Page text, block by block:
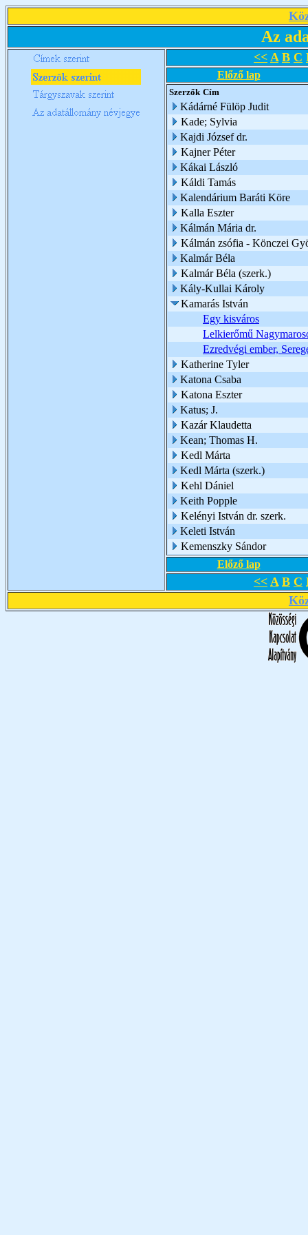
Az
<< A B C
Előző lap
Szerzők Cím
Kádárné Fülöp Judit
Kade; Sylvia
Kajdi József dr.
Kajner Péter
Kákai László
Káldi Tamás
Kalendárium Baráti Köre
Kalla Eszter
Kálmán Mária dr.
Kálmán zsófia - Könczei
Kalmár Béla
Kalmár Béla (szerk.)
Kály-Kullai Károly
Kamarás István
Egy kisváros
Lelkierőmű
Ezredvégi ember,
Katherine Tyler
Katona Csaba
Katona Eszter
Katus; J.
Kazár Klaudetta
Kean; Thomas H.
Kedl Márta
Kedl Márta (szerk.)
Kehl Dániel
Keith Popple
Kelényi István dr. szerk.
Keleti István
Kemenszky Sándor
Előző lap
<< A B C